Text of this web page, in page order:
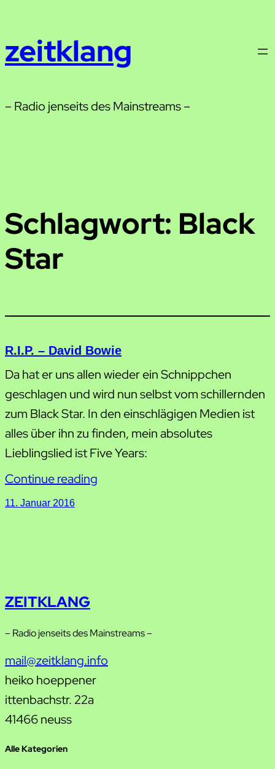
springen
zeitklang
– Radio jenseits des Mainstreams –
Schlagwort: Black
Star
R.I.P. – David Bowie
Da hat er uns allen wieder ein Schnippchen
geschlagen und wird nun selbst vom schillernden
zum Black Star. In den einschlägigen Medien ist
alles über ihn zu finden, mein absolutes
Lieblingslied ist Five Years:
Continue reading
11. Januar 2016
ZEITKLANG
– Radio jenseits des Mainstreams –
mail@zeitklang.info
heiko hoeppener
ittenbachstr. 22a
41466 neuss
Alle Kategorien